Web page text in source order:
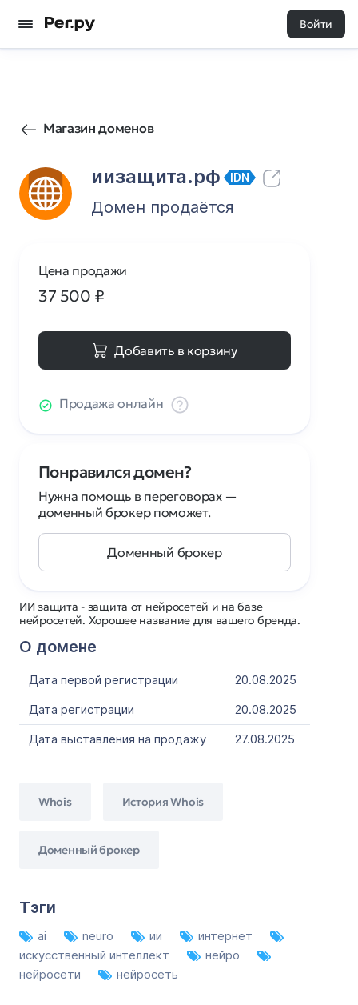
Войти
Магазин доменов
иизащита.рф IDN
21 0
Домен продаётся
ИИ защита - защита от нейросетей и на базе
нейросетей. Хорошее название для вашего бренда.
О домене
Дата первой регистрации
20.08.2025
Дата регистрации
20.08.2025
Дата выставления на продажу
27.08.2025
Whois История Whois
Доменный брокер
Тэги
ai neuro ии
интернет
искусственный интеллект
нейро
нейросети
нейросеть
Цена продажи
37 500 ₽
Добавить в корзину
Продажа онлайн
Понравился домен?
Нужна помощь в переговорах —
доменный брокер поможет.
Доменный брокер